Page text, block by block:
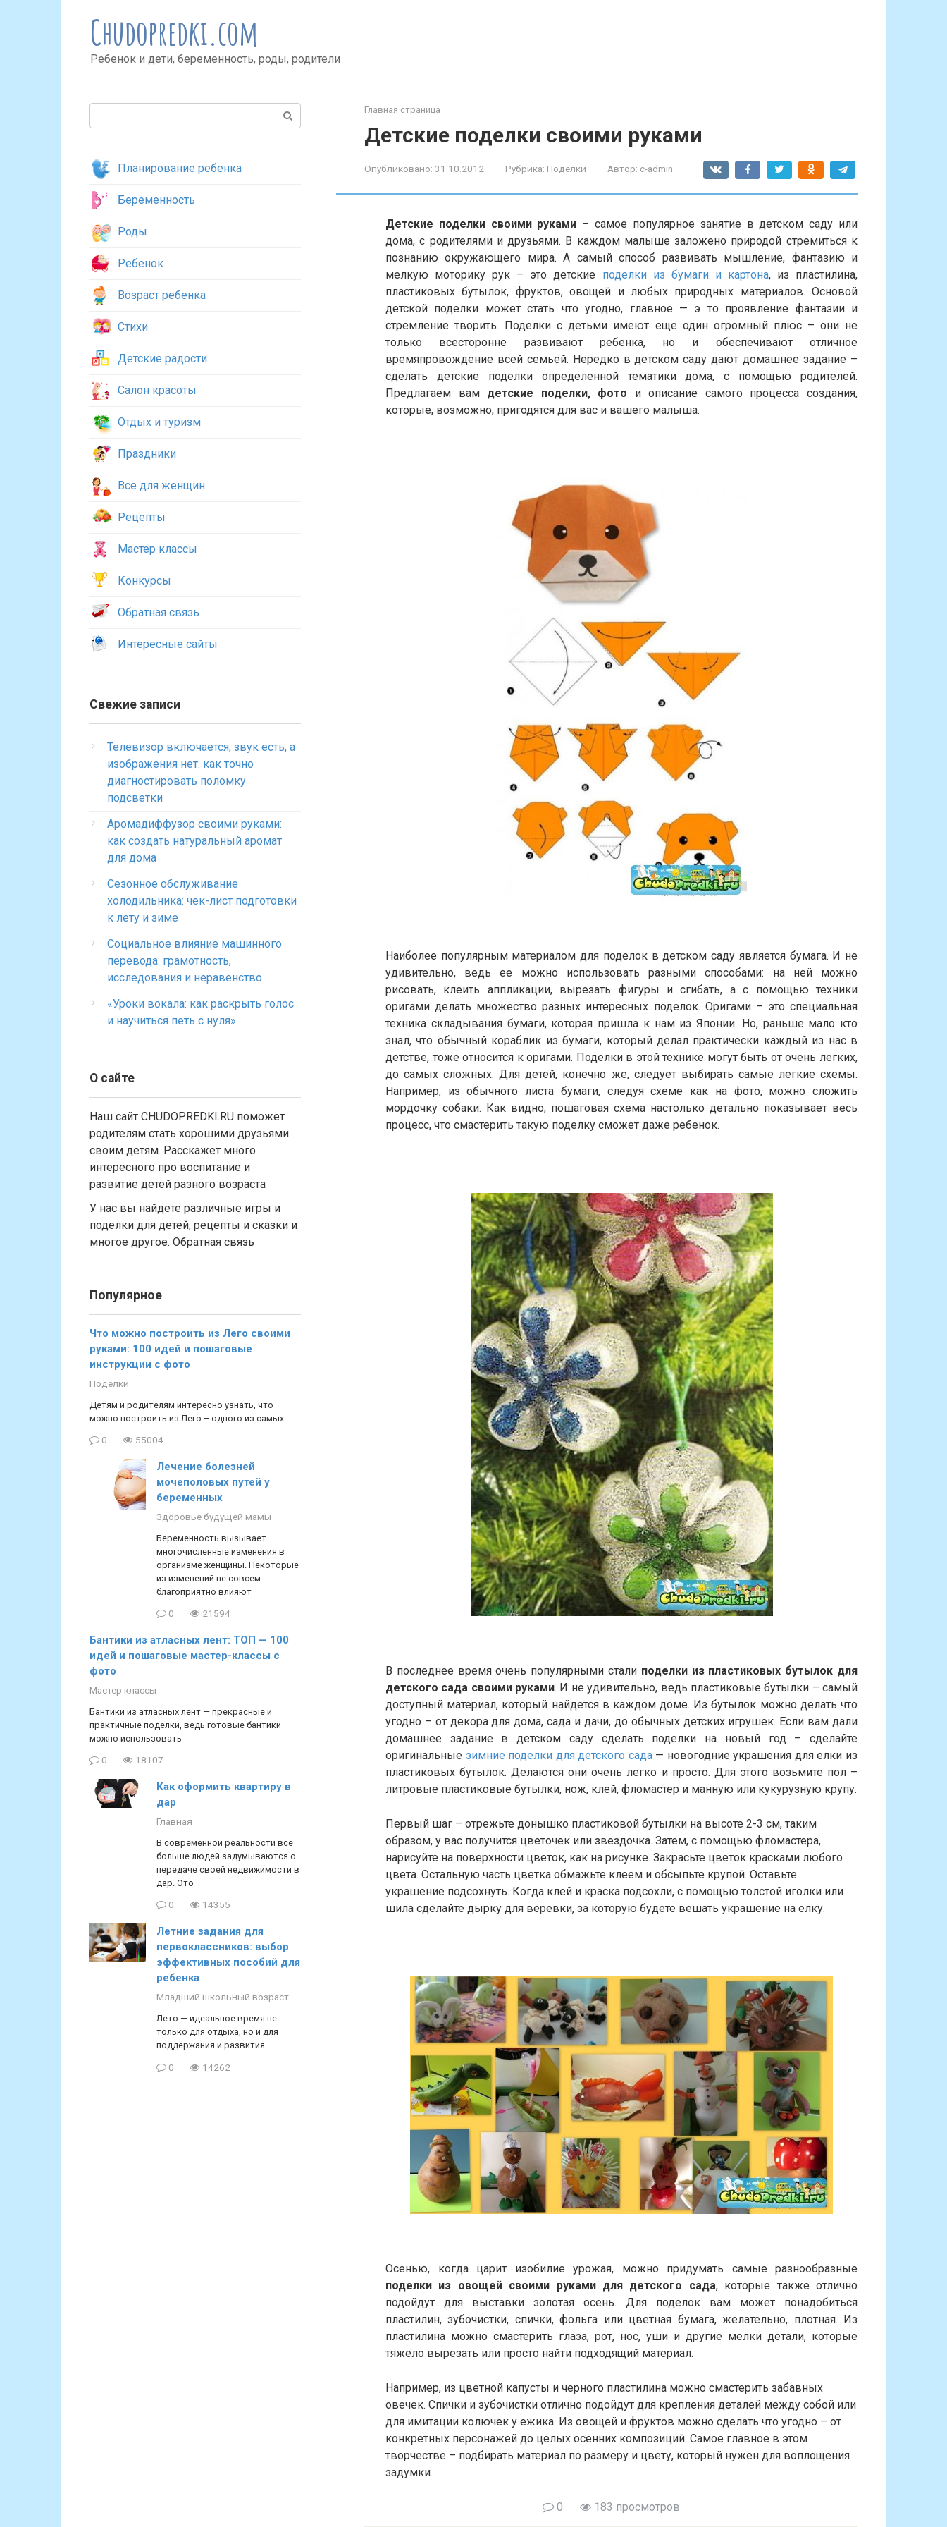
Chudopredki.com
Ребенок и дети, беременность, роды, родители
Главная страница
Детские поделки своими руками
Опубликовано: 31.10.2012 Рубрика: Поделки Автор: c-admin
Детские поделки своими руками – самое популярное занятие в детском саду или
дома, с родителями и друзьями. В каждом малыше заложено природой стремиться к
познанию окружающего мира. А самый способ развивать мышление, фантазию и
мелкую моторику рук – это детские поделки из бумаги и картона, из пластилина,
пластиковых бутылок, фруктов, овощей и любых природных материалов. Основой
детской поделки может стать что угодно, главное — э то проявление фантазии и
стремление творить. Поделки с детьми имеют еще один огромный плюс – они не
только всесторонне развивают ребенка, но и обеспечивают отличное
времяпровождение всей семьей. Нередко в детском саду дают домашнее задание –
сделать детские поделки определенной тематики дома, с помощью родителей.
Предлагаем вам детские поделки, фото и описание самого процесса создания,
которые, возможно, пригодятся для вас и вашего малыша.
Наиболее популярным материалом для поделок в детском саду является бумага. И не
удивительно, ведь ее можно использовать разными способами: на ней можно
рисовать, клеить аппликации, вырезать фигуры и сгибать, а с помощью техники
оригами делать множество разных интересных поделок. Оригами – это специальная
техника складывания бумаги, которая пришла к нам из Японии. Но, раньше мало кто
знал, что обычный кораблик из бумаги, который делал практически каждый из нас в
детстве, тоже относится к оригами. Поделки в этой технике могут быть от очень легких,
до самых сложных. Для детей, конечно же, следует выбирать самые легкие схемы.
Например, из обычного листа бумаги, следуя схеме как на фото, можно сложить
мордочку собаки. Как видно, пошаговая схема настолько детально показывает весь
процесс, что смастерить такую поделку сможет даже ребенок.
В последнее время очень популярными стали поделки из пластиковых бутылок для
детского сада своими руками. И не удивительно, ведь пластиковые бутылки – самый
доступный материал, который найдется в каждом доме. Из бутылок можно делать что
угодно – от декора для дома, сада и дачи, до обычных детских игрушек. Если вам дали
домашнее задание в детском саду сделать поделки на новый год – сделайте
оригинальные зимние поделки для детского сада — новогодние украшения для елки из
пластиковых бутылок. Делаются они очень легко и просто. Для этого возьмите пол –
литровые пластиковые бутылки, нож, клей, фломастер и манную или кукурузную крупу.
Первый шаг – отрежьте донышко пластиковой бутылки на высоте 2-3 см, таким
образом, у вас получится цветочек или звездочка. Затем, с помощью фломастера,
нарисуйте на поверхности цветок, как на рисунке. Закрасьте цветок красками любого
цвета. Остальную часть цветка обмажьте клеем и обсыпьте крупой. Оставьте
украшение подсохнуть. Когда клей и краска подсохли, с помощью толстой иголки или
шила сделайте дырку для веревки, за которую будете вешать украшение на елку.
Осенью, когда царит изобилие урожая, можно придумать самые разнообразные
поделки из овощей своими руками для детского сада, которые также отлично
подойдут для выставки золотая осень. Для поделок вам может понадобиться
пластилин, зубочистки, спички, фольга или цветная бумага, желательно, плотная. Из
пластилина можно смастерить глаза, рот, нос, уши и другие мелки детали, которые
тяжело вырезать или просто найти подходящий материал.
Например, из цветной капусты и черного пластилина можно смастерить забавных
овечек. Спички и зубочистки отлично подойдут для крепления деталей между собой или
для имитации колючек у ежика. Из овощей и фруктов можно сделать что угодно – от
конкретных персонажей до целых осенних композиций. Самое главное в этом
творчестве – подбирать материал по размеру и цвету, который нужен для воплощения
задумки.
0 183 просмотров
Планирование ребенка
Беременность
Роды
Ребенок
Возраст ребенка
Стихи
Детские радости
Салон красоты
Отдых и туризм
Праздники
Все для женщин
Рецепты
Мастер классы
Конкурсы
Обратная связь
Интересные сайты
Свежие записи
Телевизор включается, звук есть, а
изображения нет: как точно
диагностировать поломку
подсветки
Аромадиффузор своими руками:
как создать натуральный аромат
для дома
Сезонное обслуживание
холодильника: чек-лист подготовки
к лету и зиме
Социальное влияние машинного
перевода: грамотность,
исследования и неравенство
«Уроки вокала: как раскрыть голос
и научиться петь с нуля»
О сайте
Наш сайт CHUDOPREDKI.RU поможет
родителям стать хорошими друзьями
своим детям. Расскажет много
интересного про воспитание и
развитие детей разного возраста
У нас вы найдете различные игры и
поделки для детей, рецепты и сказки и
многое другое. Обратная связь
Популярное
Что можно построить из Лего своими
руками: 100 идей и пошаговые
инструкции с фото
Поделки
Детям и родителям интересно узнать, что
можно построить из Лего – одного из самых
0 55004
Лечение болезней
мочеполовых путей у
беременных
Здоровье будущей мамы
Беременность вызывает
многочисленные изменения в
организме женщины. Некоторые
из изменений не совсем
благоприятно влияют
0 21594
Бантики из атласных лент: ТОП — 100
идей и пошаговые мастер-классы с
фото
Мастер классы
Бантики из атласных лент — прекрасные и
практичные поделки, ведь готовые бантики
можно использовать
0 18107
Как оформить квартиру в
дар
Главная
В современной реальности все
больше людей задумываются о
передаче своей недвижимости в
дар. Это
0 14355
Летние задания для
первоклассников: выбор
эффективных пособий для
ребенка
Младший школьный возраст
Лето — идеальное время не
только для отдыха, но и для
поддержания и развития
0 14262